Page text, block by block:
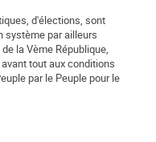
d'élections, sont
système par ailleurs
la Vème République,
tout aux conditions
par le Peuple pour le